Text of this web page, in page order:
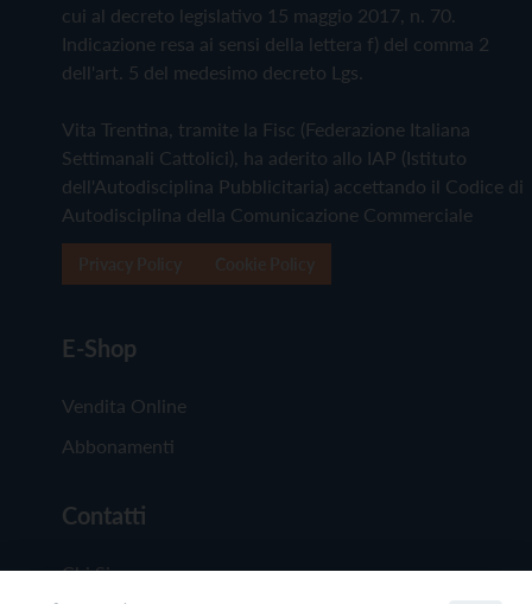
cui al decreto legislativo 15 maggio 2017, n. 70.
Indicazione resa ai sensi della lettera f) del comma 2
dell'art. 5 del medesimo decreto Lgs.
Vita Trentina, tramite la Fisc (Federazione Italiana
Settimanali Cattolici), ha aderito allo IAP (Istituto
dell'Autodisciplina Pubblicitaria) accettando il Codice di
Autodisciplina della Comunicazione Commerciale
E-Shop
Vendita Online
Abbonamenti
Contatti
Chi Siamo